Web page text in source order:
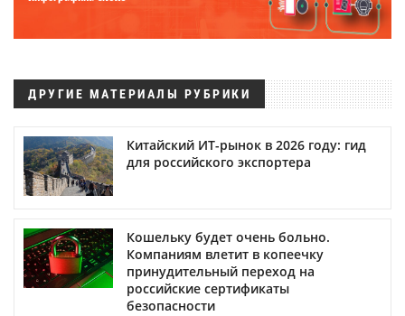
ДРУГИЕ МАТЕРИАЛЫ РУБРИКИ
Китайский ИТ-рынок в 2026 году: гид
для российского экспортера
Кошельку будет очень больно.
Компаниям влетит в копеечку
принудительный переход на
российские сертификаты
безопасности